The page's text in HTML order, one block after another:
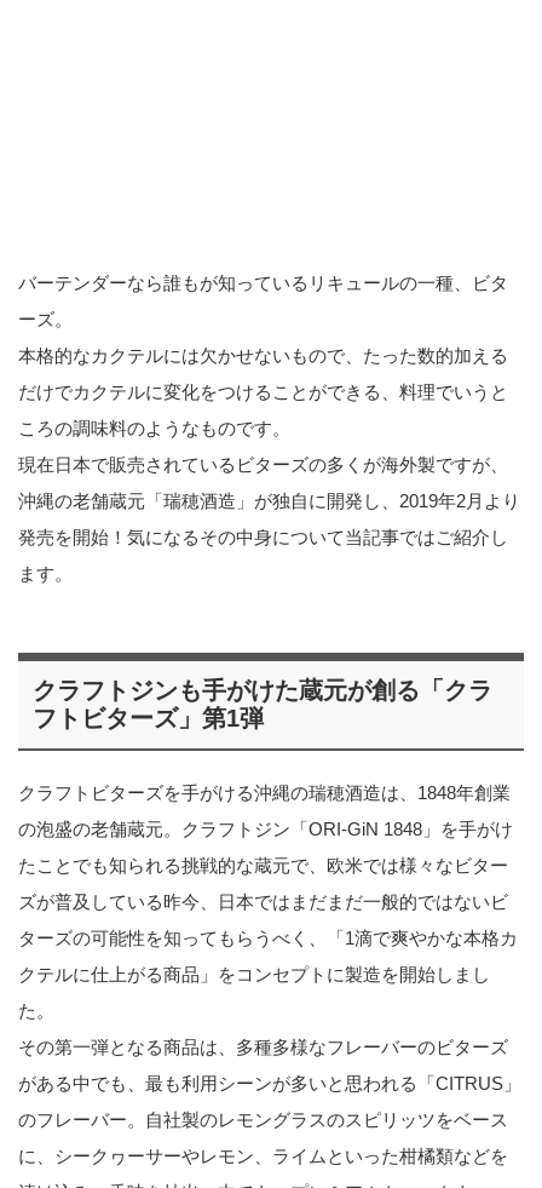
バーテンダーなら誰もが知っているリキュールの一種、ビタ
ーズ。
本格的なカクテルには欠かせないもので、たった数的加える
だけでカクテルに変化をつけることができる、料理でいうと
ころの調味料のようなものです。
現在日本で販売されているビターズの多くが海外製ですが、
沖縄の老舗蔵元「瑞穂酒造」が独自に開発し、2019年2月より
発売を開始！気になるその中身について当記事ではご紹介し
ます。
クラフトジンも手がけた蔵元が創る「クラ
フトビターズ」第1弾
クラフトビターズを手がける沖縄の瑞穂酒造は、1848年創業
の泡盛の老舗蔵元。クラフトジン「ORI-GiN 1848」を手がけ
たことでも知られる挑戦的な蔵元で、欧米では様々なビター
ズが普及している昨今、日本ではまだまだ一般的ではないビ
ターズの可能性を知ってもらうべく、「1滴で爽やかな本格カ
クテルに仕上がる商品」をコンセプトに製造を開始しまし
た。
その第一弾となる商品は、多種多様なフレーバーのビターズ
がある中でも、最も利用シーンが多いと思われる「CITRUS」
のフレーバー。自社製のレモングラスのスピリッツをベース
に、シークヮーサーやレモン、ライムといった柑橘類などを